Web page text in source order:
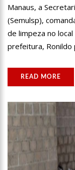
11:44 Loja
por incêndio de
11:37 Ronildo
radares e cobra
17:27 Após
Manaus, a
(Semulsp),
de limpeza no
prefeitura,
READ MORE